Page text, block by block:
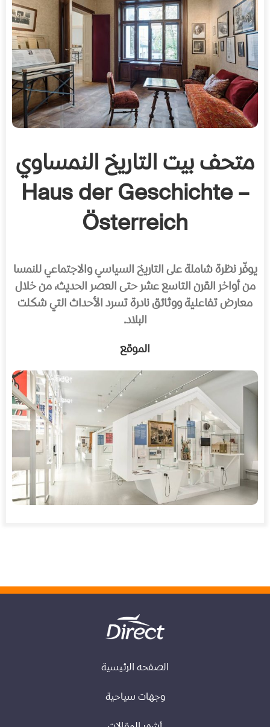
متحف بيت التاريخ النمساوي
– Haus der Geschichte
Österreich
يوفّر نظرة شاملة على التاريخ السياسي والاجتماعي للنمسا
من أواخر القرن التاسع عشر حتى العصر الحديث، من خلال
معارض تفاعلية ووثائق نادرة تسرد الأحداث التي شكلت
البلاد.
الموقع
الصفحه الرئيسية
وجهات سياحية